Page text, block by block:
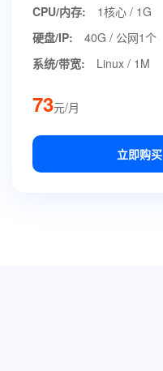
CPU/内存:
1核心 / 1G
硬盘/IP:
40G / 公网1个
系统/带宽:
Linux / 1M
73元/月
立即购买